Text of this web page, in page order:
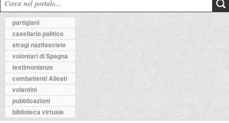
partigiani
casellario politico
stragi nazifasciste
volontari di Spagna
testimonianze
combattenti Alleati
volantini
pubblicazioni
biblioteca virtuale